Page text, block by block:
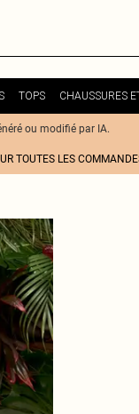
TOPS CHAUSSURES
ou modifié par IA.
TOUTES LES